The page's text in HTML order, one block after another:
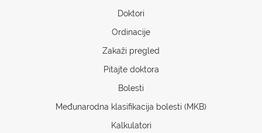
Doktori
Ordinacije
Zakaži pregled
Pitajte doktora
Bolesti
Međunarodna klasifikacija bolesti (MKB)
Kalkulatori